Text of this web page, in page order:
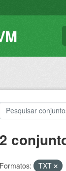
2
Formatos: TXT